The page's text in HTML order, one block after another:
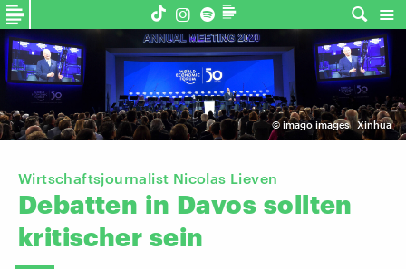
©imago images | Xinhua
Wirtschaftsjournalist Nicolas Lieven
Debatten in Davos sollten
kritischer sein